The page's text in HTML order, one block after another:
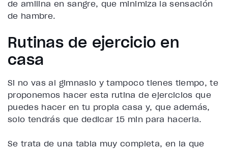
de amilina en sangre, que minimiza la sensación
de hambre.
Rutinas de ejercicio en
casa
Si no vas al gimnasio y tampoco tienes tiempo, te
proponemos hacer esta rutina de ejercicios que
puedes hacer en tu propia casa y, que además,
solo tendrás que dedicar 15 min para hacerla.
Se trata de una tabla muy completa, en la que